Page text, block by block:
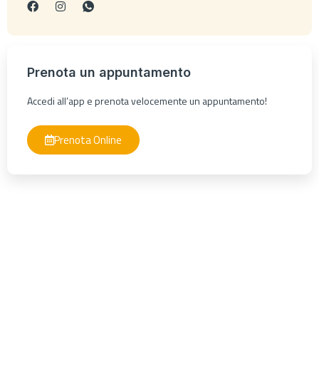
Prenota un appuntamento
Accedi all’app e prenota velocemente un appuntamento!
Prenota Online